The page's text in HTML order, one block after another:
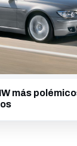
más